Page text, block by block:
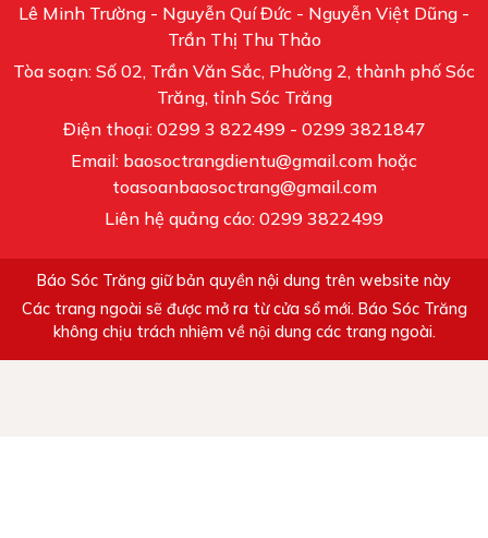
Lê Minh Trường - Nguyễn Quí Đức - Nguyễn Việt Dũng -
Trần Thị Thu Thảo
Tòa soạn: Số 02, Trần Văn Sắc, Phường 2, thành phố Sóc
Trăng, tỉnh Sóc Trăng
Điện thoại: 0299 3 822499 - 0299 3821847
Email: baosoctrangdientu@gmail.com hoặc
toasoanbaosoctrang@gmail.com
Liên hệ quảng cáo: 0299 3822499
Báo Sóc Trăng giữ bản quyền nội dung trên website này
Các trang ngoài sẽ được mở ra từ cửa sổ mới. Báo Sóc Trăng
không chịu trách nhiệm về nội dung các trang ngoài.